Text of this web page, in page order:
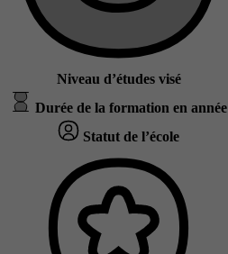
Niveau d’études visé
Durée de la formation en année
Statut de l’école